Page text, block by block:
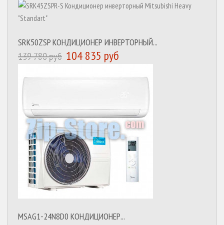
SRK50ZSP КОНДИЦИОНЕР ИНВЕРТОРНЫЙ...
139 780 руб 104 835 руб
MSAG1-24N8D0 КОНДИЦИОНЕР...